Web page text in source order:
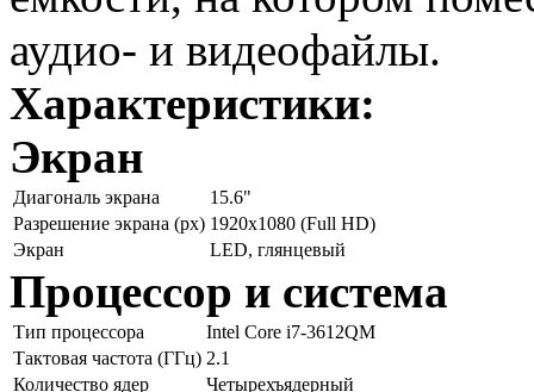
аудио- и видеофайлы.
Характеристики:
Экран
Диагональ экрана
15.6"
Разрешение экрана (px) 1920x1080 (Full HD)
Экран
LED, глянцевый
Процессор и система
Тип процессора
Intel Core i7-3612QM
Тактовая частота (ГГц) 2.1
Количество ядер
Четырехъядерный